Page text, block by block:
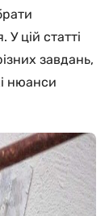
У цій статті
завдань,
нюанси